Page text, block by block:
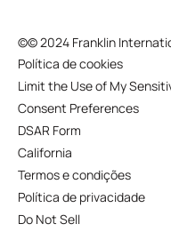
©© 2024 Franklin
Política de cookies
Limit the Use of My
Consent Preferences
DSAR Form
California
Termos e condições
Política de privacidade
Do Not Sell